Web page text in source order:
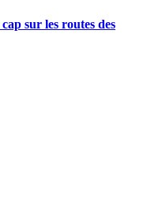
sur les routes des